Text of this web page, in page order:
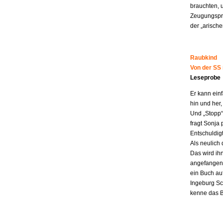
brauchten,
der
Raubkind
Von der
Leseprobe
Er kann
hin und
Und
fragt Sonja
Als neulich
Das wird
ein Buch
Ingeburg
kenne das